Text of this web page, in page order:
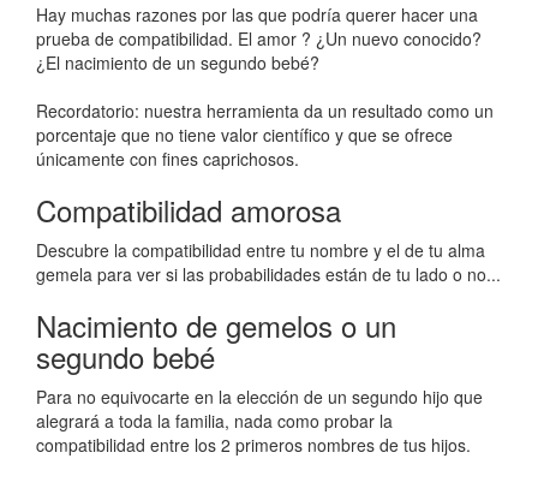
Hay muchas razones por las que podría querer hacer una
prueba de compatibilidad. El amor ? ¿Un nuevo conocido?
¿El nacimiento de un segundo bebé?
Recordatorio: nuestra herramienta da un resultado como un
porcentaje que no tiene valor científico y que se ofrece
únicamente con fines caprichosos.
Compatibilidad amorosa
Descubre la compatibilidad entre tu nombre y el de tu alma
gemela para ver si las probabilidades están de tu lado o no...
Nacimiento de gemelos o un
segundo bebé
Para no equivocarte en la elección de un segundo hijo que
alegrará a toda la familia, nada como probar la
compatibilidad entre los 2 primeros nombres de tus hijos.